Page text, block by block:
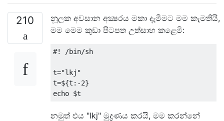
210
නූලක අවසාන අක්‍ෂරය මකා දැමීමට මම කැමතියි,
මම මෙම කුඩා පිටපත උත්සාහ කළෙමි:
#! /bin/sh
t="lkj"
t=${t :-2}
echo $t
නමුත් එය "lkj" මුද්‍රණය කරයි, මම කරන්නේ